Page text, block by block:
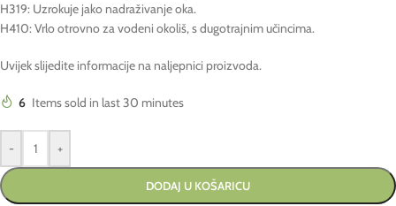
H319: Uzrokuje jako nadraživanje oka.
H410: Vrlo otrovno za vodeni okoliš, s dugotrajnim učincima.
Uvijek slijedite informacije na naljepnici proizvoda.
6 Items sold in last 30 minutes
- +
DODAJ U KOŠARICU